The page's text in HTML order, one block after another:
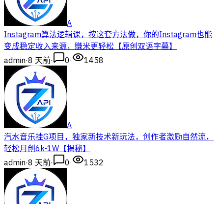
A
Instagram算法逻辑课，按这套方法做，你的Instagram也能
变成稳定收入来源，賺米更轻松【原创双语字幕】
admin·8 天前· 0· 1458
A
汽水音乐挂G项目，独家新技术新玩法，创作者激励自然流，
轻松月创6k-1W【揭秘】
admin·8 天前· 0· 1532